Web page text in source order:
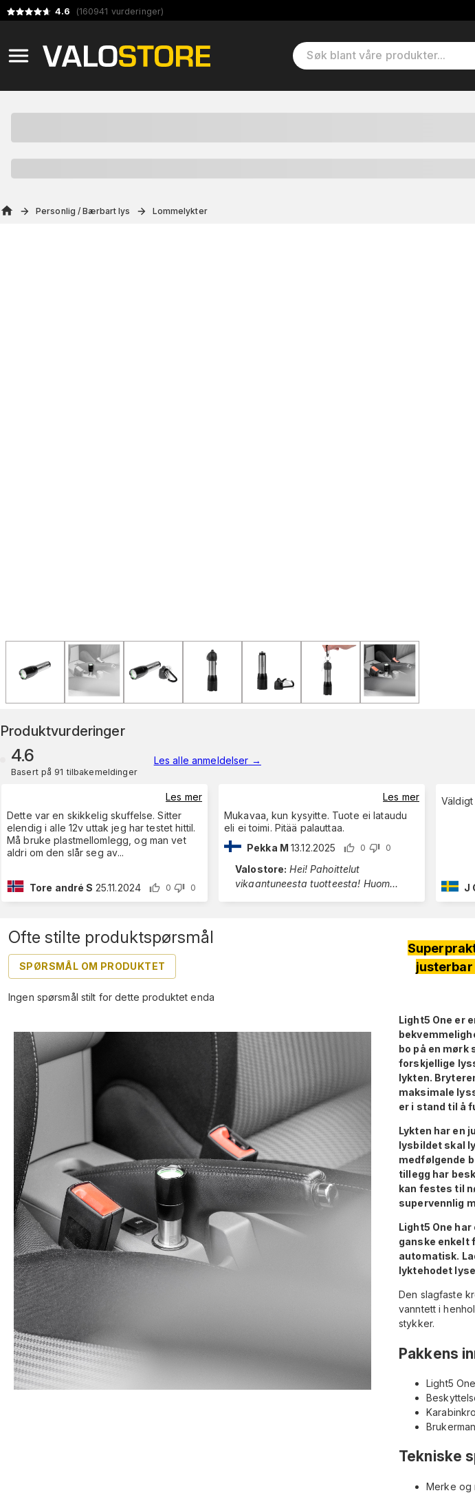
4.6 (160941 vurderinger)
Personlig / Bærbart lys Lommelykter
Produktvurderinger
4.6
Basert på 91 tilbakemeldinger
Les alle anmeldelser →
Les mer
Dette var en skikkelig skuffelse. Sitter
elendig i alle 12v uttak jeg har testet hittil.
Må bruke plastmellomlegg, og man vet
aldri om den slår seg av...
Tore andré S 25.11.2024 0 0
Les mer
Mukavaa, kun kysyitte. Tuote ei lataudu
eli ei toimi. Pitää palauttaa.
Pekka M 13.12.2025 0 0
Valostore: Hei! Pahoittelut
vikaantuneesta tuotteesta! Huom... J
Ofte stilte produktspørsmål
SPØRSMÅL OM PRODUKTET
Ingen spørsmål stilt for dette produktet enda
justerbar
Light5 One er
bo på en mørk
forskjellige
lykten.
maksimale
er i stand til å
Lykten har en
lysbildet skal
medfølgende
tillegg har
kan festes til
supervennlig
Light5 One
ganske enkelt
automatisk.
lyktehodet
Den slagfaste
vanntett i
stykker.
Pakkens
Light5 One
Tekniske
Merke og